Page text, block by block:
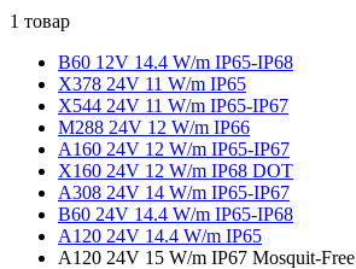
1 товар
B60 12V 14.4 W/m IP65-IP68
X378 24V 11 W/m IP65
X544 24V 11 W/m IP65-IP67
M288 24V 12 W/m IP66
A160 24V 12 W/m IP65-IP67
X160 24V 12 W/m IP68 DOT
A308 24V 14 W/m IP65-IP67
B60 24V 14.4 W/m IP65-IP68
A120 24V 14.4 W/m IP65
A120 24V 15 W/m IP67 Mosquit-Free